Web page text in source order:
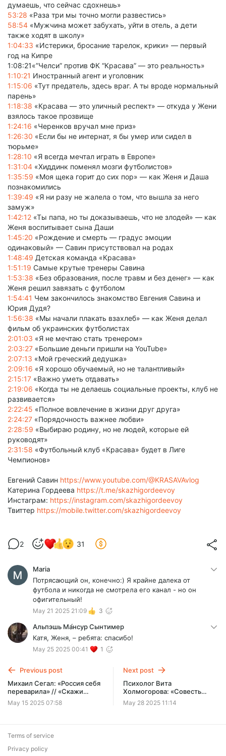
думаешь, что сейчас сдохнешь»
53:28 «Раза три мы точно могли развестись»
58:54 «Мужчина может забухать, уйти в отель, а дети
также ходят в школу»
1:04:33 «Истерики, бросание тарелок, крики» — первый
год на Кипре
1:08:21«”Челси” против ФК “Красава” — это реальность»
1:10:21 Иностранный агент и уголовник
1:15:06 «Тут предатель, здесь враг. А ты вроде нормальный
парень»
1:18:38 «Красава — это уличный респект» — откуда у Жени
взялось такое прозвище
1:24:16 «Черенков вручал мне приз»
1:26:30 «Если бы не интернат, я бы умер или сидел в
тюрьме»
1:28:10 «Я всегда мечтал играть в Европе»
1:31:04 «Хиддинк поменял мозги футболистов»
1:35:59 «Моя щека горит до сих пор» — как Женя и Даша
познакомились
1:39:49 «Я ни разу не жалела о том, что вышла за него
замуж»
1:42:12 «Ты папа, но ты доказываешь, что не злодей» — как
Женя воспитывает сына Даши
1:45:20 «Рождение и смерть — градус эмоции
одинаковый» — Савин присутствовал на родах
1:48:49 Детская команда «Красава»
1:51:19 Самые крутые тренеры Савина
1:53:38 «Без образования, после травм и без денег» — как
Женя решил завязать с футболом
1:54:41 Чем закончилось знакомство Евгения Савина и
Юрия Дудя?
1:56:38 «Мы начали плакать взахлеб» — как Женя делал
фильм об украинских футболистах
2:01:03 «Я не мечтаю стать тренером»
2:03:27 «Большие деньги пришли на YouTube»
2:07:13 «Мой греческий дедушка»
2:09:16 «Я хорошо обучаемый, но не талантливый»
2:15:17 «Важно уметь отдавать»
2:19:06 «Когда ты не делаешь социальные проекты, клуб не
развивается»
2:22:45 «Полное вовлечение в жизни друг друга»
2:24:27 «Порядочность важнее любви»
2:28:59 «Выбираю родину, но не людей, которые ей
руководят»
2:31:58 «Футбольный клуб «Красава» будет в Лиге
Чемпионов»
Евгений Савин https://www.youtube.com/@KRASAVAvlog
Катерина Гордеева https://t.me/skazhigordeevoy
Инстаграм: https://instagram.com/skazhigordeevoy
Твиттер https://mobile.twitter.com/skazhigordeevoy
2 31
Maria
Потрясающий он, конечно:) Я крайне далека от
футбола и никогда не смотрела его канал - но он
офигительный!
May 21 2025 21:09 3
Альпэшь Ма́нсур Сынтимер
Катя, Женя, – ребята: спасибо!
May 25 2025 00:41 1
Previous post
Михаил Сегал: «Россия себя
переварила» // «Скажи
Гордеевой»
May 15 2025 07:58
Next post
Психолог Вита
Холмогорова: «Cовесть
говорит только, когда её
спрашивают» // «Cкажи
May 28 2025 11:14
Terms of service
Privacy policy